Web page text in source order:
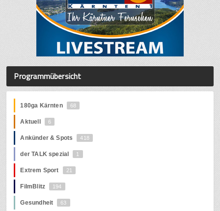
Programmübersicht
180ga Kärnten 68
Aktuell 6
Ankünder & Spots 418
der TALK spezial 1
Extrem Sport 21
FilmBlitz 194
Gesundheit 63